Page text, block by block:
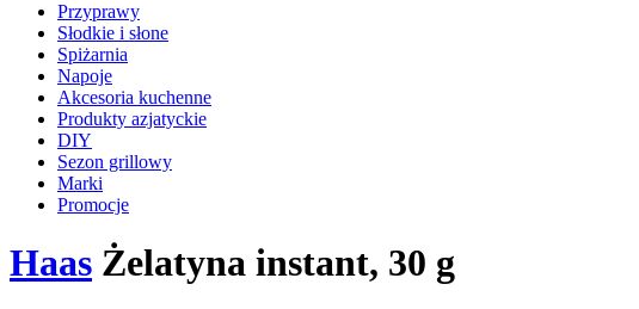
Przyprawy
Słodkie i słone
Spiżarnia
Napoje
Akcesoria kuchenne
Produkty azjatyckie
DIY
Sezon grillowy
Marki
Promocje
Haas Żelatyna instant, 30 g